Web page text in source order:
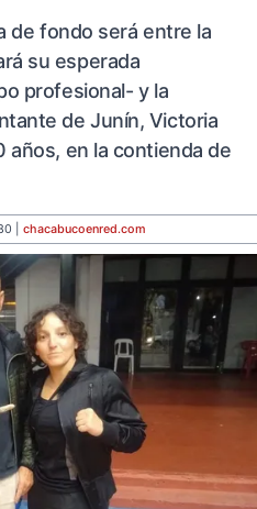
de fondo será entre la
su esperada
profesional- y la
de Junín, Victoria
años, en la contienda de
| chacabucoenred.com